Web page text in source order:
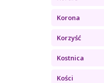
Korona
Korzyść
Kostnica
Kości